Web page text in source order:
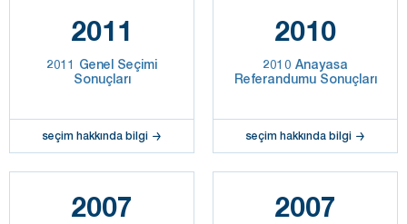
2011
2011 Genel Seçimi
Sonuçları
seçim hakkında bilgi
2010
2010 Anayasa
Referandumu Sonuçları
seçim hakkında bilgi
2007 2007